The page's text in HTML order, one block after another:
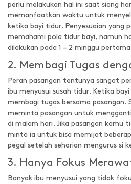
perlu melakukan hal ini saat siang
memanfaatkan waktu untuk
ketika bayi tidur. Penyesuaian yang
memahami pola tidur bayi, namun
dilakukan pada 1 – 2 minggu
2. Membagi Tugas
Peran pasangan tentunya sangat
ibu menyusui susah tidur. Ketika bayi
membagi tugas bersama pasangan.
meminta pasangan untuk
di malam hari. Jika pasangan kamu
minta ia untuk bisa memijat
pegal setelah seharian mengurus si
3. Hanya Fokus
Banyak ibu menyusui yang tidak